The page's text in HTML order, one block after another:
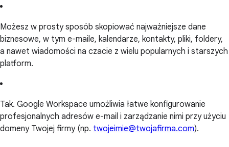
Możesz w prosty sposób skopiować najważniejsze dane
biznesowe, w tym e-maile, kalendarze, kontakty, pliki, foldery,
a nawet wiadomości na czacie z wielu popularnych i starszych
platform.
Tak. Google Workspace umożliwia łatwe konfigurowanie
profesjonalnych adresów e-mail i zarządzanie nimi przy użyciu
domeny Twojej firmy (np. twojeimie@twojafirma.com).